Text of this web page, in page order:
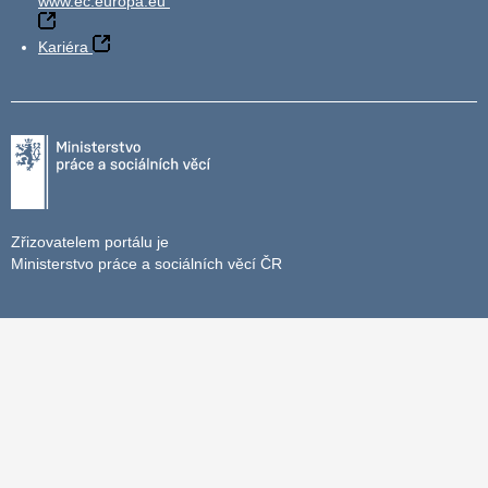
Kariéra
Zřizovatelem portálu je
Ministerstvo práce a sociálních věcí ČR